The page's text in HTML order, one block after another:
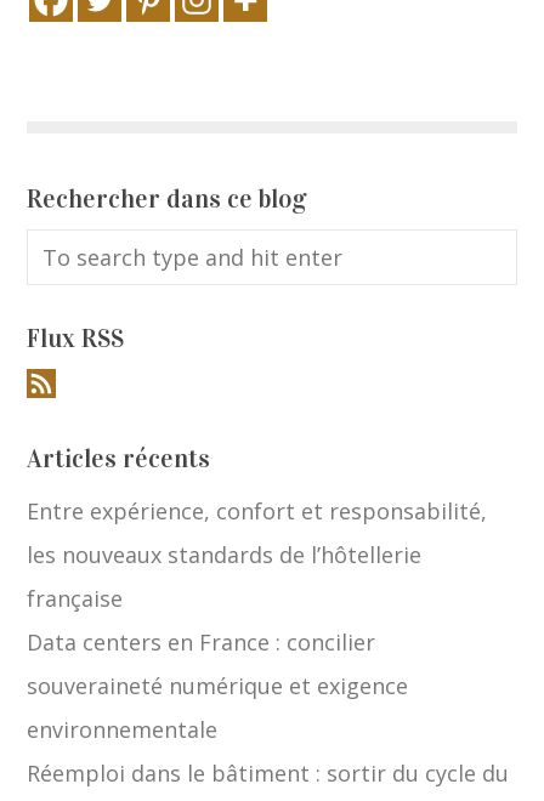
Rechercher dans ce blog
Flux RSS
Articles récents
Entre expérience, confort et responsabilité,
les nouveaux standards de l’hôtellerie
française
Data centers en France : concilier
souveraineté numérique et exigence
environnementale
Réemploi dans le bâtiment : sortir du cycle du